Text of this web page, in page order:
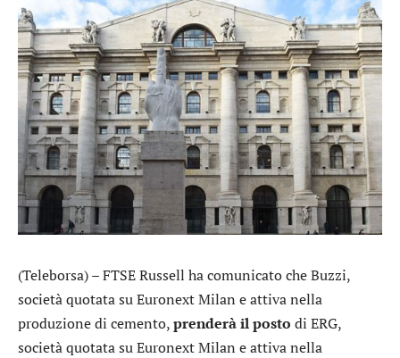
(Teleborsa) – FTSE Russell ha comunicato cheBuzzi,
società quotata su Euronext Milan e attiva nella
produzione di cemento,prenderà il posto di ERG,
società quotata su Euronext Milan e attiva nella